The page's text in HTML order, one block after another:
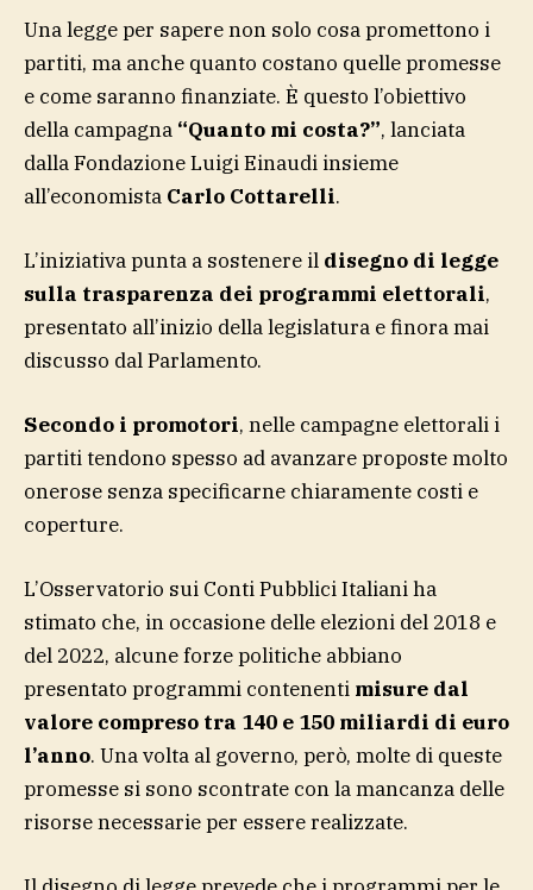
Una legge per sapere non solo cosa promettono i
partiti, ma anche quanto costano quelle promesse
e come saranno finanziate. È questo l’obiettivo
della campagna “Quanto mi costa?”, lanciata
dalla Fondazione Luigi Einaudi insieme
all’economista Carlo Cottarelli.
L’iniziativa punta a sostenere il disegno di legge
sulla trasparenza dei programmi elettorali,
presentato all’inizio della legislatura e finora mai
discusso dal Parlamento.
Secondo i promotori, nelle campagne elettorali i
partiti tendono spesso ad avanzare proposte molto
onerose senza specificarne chiaramente costi e
coperture.
L’Osservatorio sui Conti Pubblici Italiani ha
stimato che, in occasione delle elezioni del 2018 e
del 2022, alcune forze politiche abbiano
presentato programmi contenenti misure dal
valore compreso tra 140 e 150 miliardi di euro
l’anno. Una volta al governo, però, molte di queste
promesse si sono scontrate con la mancanza delle
risorse necessarie per essere realizzate.